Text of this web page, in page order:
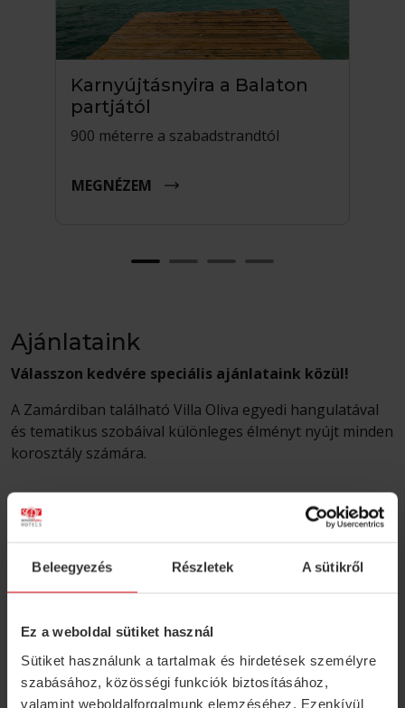
Beleegyezés Részletek A sütikről
Ez a weboldal sütiket használ
Sütiket használunk a tartalmak és hirdetések személyre
szabásához, közösségi funkciók biztosításához,
valamint weboldalforgalmunk elemzéséhez. Ezenkívül
Karnyújtásnyira a Balaton
partjától
900 méterre a szabadstrandtól
MEGNÉZEM
Ajánlataink
Válasszon kedvére speciális ajánlataink közül!
A Zamárdiban található Villa Oliva egyedi hangulatával
és tematikus szobáival különleges élményt nyújt minden
korosztály számára.
ÖSSZES AJÁNLAT
Tökéletes választás családi, baráti összejövetelekhez,
céges rendezvényekhez vagy kis létszámú esküvőhöz.